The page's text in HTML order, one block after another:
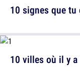
10 villes où il y
10 signes que tu